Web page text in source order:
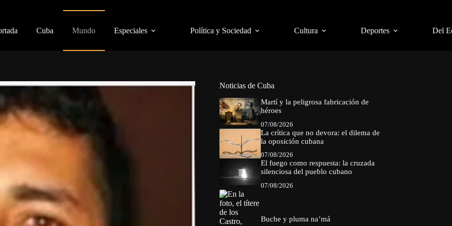
Cuba Mundo Especiales Política y Sociedad Cultura Deportes Del
Noticias de Cuba
Martí y la peligrosa fabricación de
héroes
07/08/2026
La crítica que no devora: el dilema de
la oposición cubana
07/08/2026
El fuego como respuesta: la cruzada
silenciosa del pueblo cubano
07/08/2026
Buche y pluma na’má